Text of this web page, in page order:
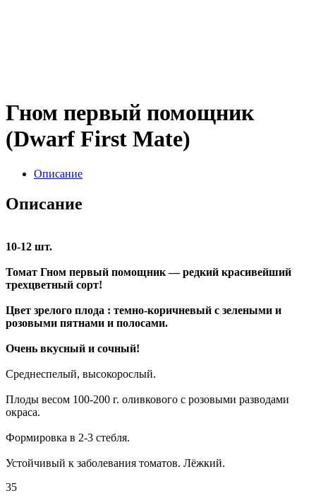
Гном первый помощник
(Dwarf First Mate)
Описание
Описание
10-12 шт.
Томат Гном первый помощник — редкий красивейший
трехцветный сорт!
Цвет зрелого плода : темно-коричневый с зелеными и
розовыми пятнами и полосами.
Очень вкусный и сочный!
Среднеспелый, высокорослый.
Плоды весом 100-200 г. оливкового с розовыми разводами
окраса.
Формировка в 2-3 стебля.
Устойчивый к заболевания томатов. Лёжкий.
35